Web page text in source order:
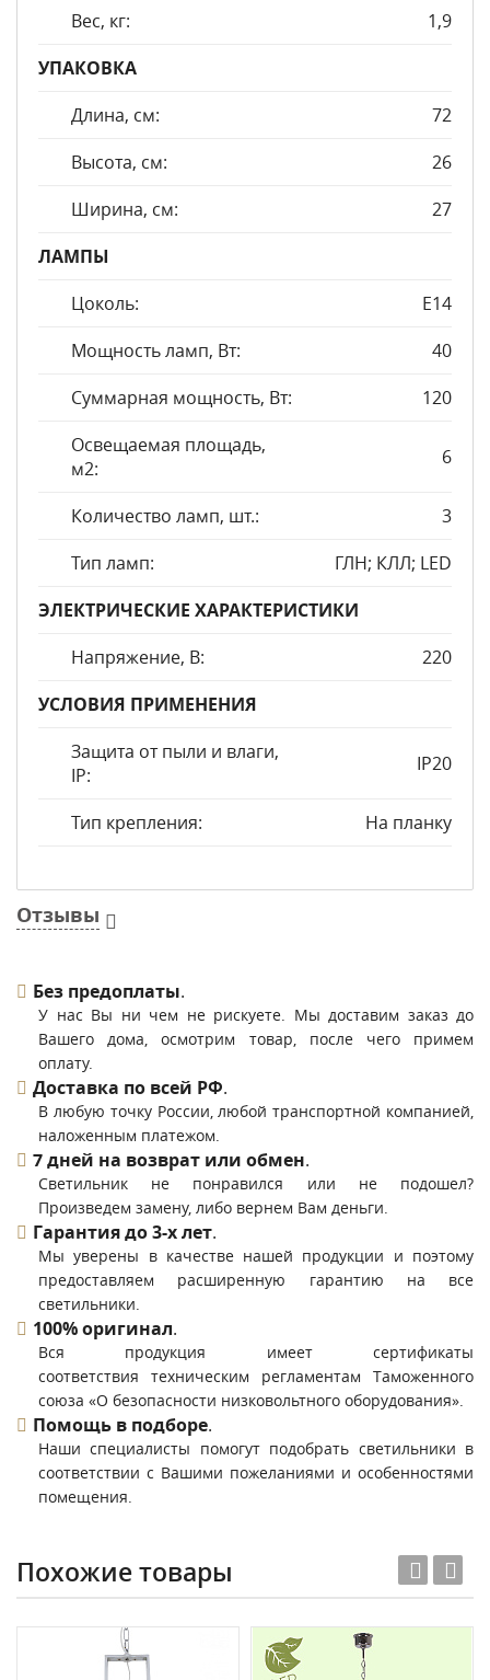
Вес, кг:
1,9
УПАКОВКА
Длина, см:
72
Высота, см:
26
Ширина, см:
27
ЛАМПЫ
Цоколь:
E14
Мощность ламп, Вт:
40
Суммарная мощность, Вт:
120
Освещаемая площадь,
м2:
6
Количество ламп, шт.:
3
Тип ламп:
ГЛН; КЛЛ; LED
ЭЛЕКТРИЧЕСКИЕ ХАРАКТЕРИСТИКИ
Напряжение, В:
220
УСЛОВИЯ ПРИМЕНЕНИЯ
Защита от пыли и влаги,
IP:
IP20
Тип крепления: На планку
Отзывы
Без предоплаты.
У нас Вы ни чем не рискуете. Мы доставим заказ до
Вашего дома, осмотрим товар, после чего примем
оплату.
Доставка по всей РФ.
В любую точку России, любой транспортной компанией,
наложенным платежом.
7 дней на возврат или обмен.
Светильник не понравился или не подошел?
Произведем замену, либо вернем Вам деньги.
Гарантия до 3-х лет.
Мы уверены в качестве нашей продукции и поэтому
предоставляем расширенную гарантию на все
светильники.
100% оригинал.
Вся продукция имеет сертификаты
соответствия техническим регламентам Таможенного
союза «О безопасности низковольтного оборудования».
Помощь в подборе.
Наши специалисты помогут подобрать светильники в
соответствии с Вашими пожеланиями и особенностями
помещения.
Похожие товары